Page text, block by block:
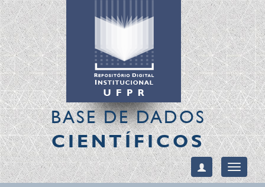
BASE DE DADOS
CIENTÍFICOS
Toggle